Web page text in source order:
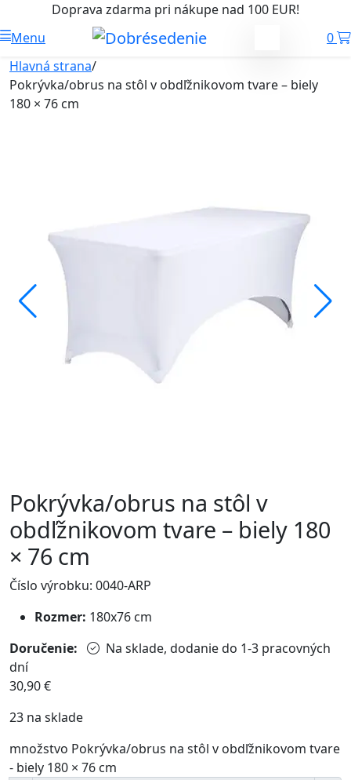
Doprava zdarma pri nákupe nad 100 EUR!
Menu
0
Hlavná strana/
Pokrývka/obrus na stôl v obdľžnikovom tvare – biely
180 × 76 cm
Pokrývka/obrus na stôl v
obdľžnikovom tvare – biely 180
× 76 cm
Číslo výrobku: 0040-ARP
Rozmer: 180x76 cm
Doručenie:
Na sklade, dodanie do 1-3 pracovných
dní
30,90€
23 na sklade
množstvo Pokrývka/obrus na stôl v obdľžnikovom tvare
- biely 180 × 76 cm